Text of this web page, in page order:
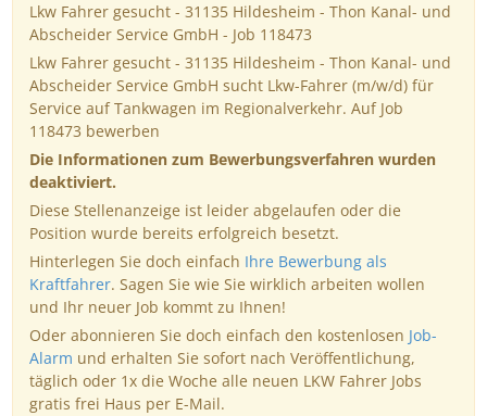
Lkw Fahrer gesucht - 31135 Hildesheim - Thon Kanal- und
Abscheider Service GmbH - Job 118473
Lkw Fahrer gesucht - 31135 Hildesheim - Thon Kanal- und
Abscheider Service GmbH sucht Lkw-Fahrer (m/w/d) für
Service auf Tankwagen im Regionalverkehr. Auf Job
118473 bewerben
Die Informationen zum Bewerbungsverfahren wurden
deaktiviert.
Diese Stellenanzeige ist leider abgelaufen oder die
Position wurde bereits erfolgreich besetzt.
Hinterlegen Sie doch einfach Ihre Bewerbung als
Kraftfahrer. Sagen Sie wie Sie wirklich arbeiten wollen
und Ihr neuer Job kommt zu Ihnen!
Oder abonnieren Sie doch einfach den kostenlosen Job-
Alarm und erhalten Sie sofort nach Veröffentlichung,
täglich oder 1x die Woche alle neuen LKW Fahrer Jobs
gratis frei Haus per E-Mail.